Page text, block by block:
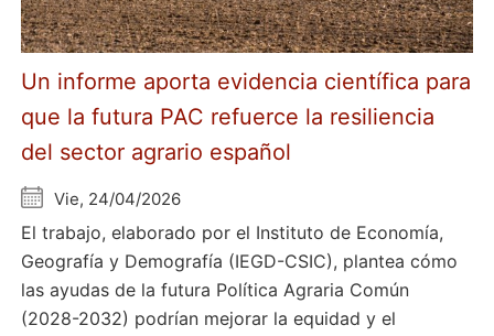
Un informe aporta evidencia científica para
que la futura PAC refuerce la resiliencia
del sector agrario español
Vie, 24/04/2026
El trabajo, elaborado por el Instituto de Economía,
Geografía y Demografía (IEGD-CSIC), plantea cómo
las ayudas de la futura Política Agraria Común
(2028-2032) podrían mejorar la equidad y el